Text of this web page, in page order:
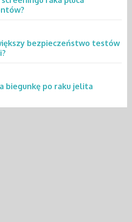
bezpieczeństwo testów
biegunkę po raku jelita